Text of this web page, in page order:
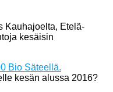
Kauhajoelta, Etelä-
kesäisin
Bio Säteellä.
kesän alussa 2016?